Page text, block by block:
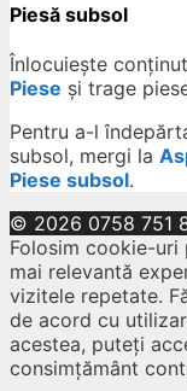
Piesă subsol
Înlocuiește
Piese și trage
Pentru a-l
subsol, mergi la
Piese subsol.
© 2026 0758 751
Folosim cookie-
mai relevantă
vizitele repetate.
de acord cu
acestea, puteți
consimțământ